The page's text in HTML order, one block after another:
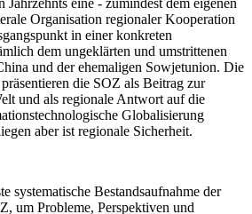
Organisation regionaler Kooperation
in einer konkreten
dem ungeklärten und umstrittenen
und der ehemaligen Sowjetunion. Die
die SOZ als Beitrag zur
und als regionale Antwort auf die
Globalisierung
aber ist regionale Sicherheit.
systematische Bestandsaufnahme der
um Probleme, Perspektiven und